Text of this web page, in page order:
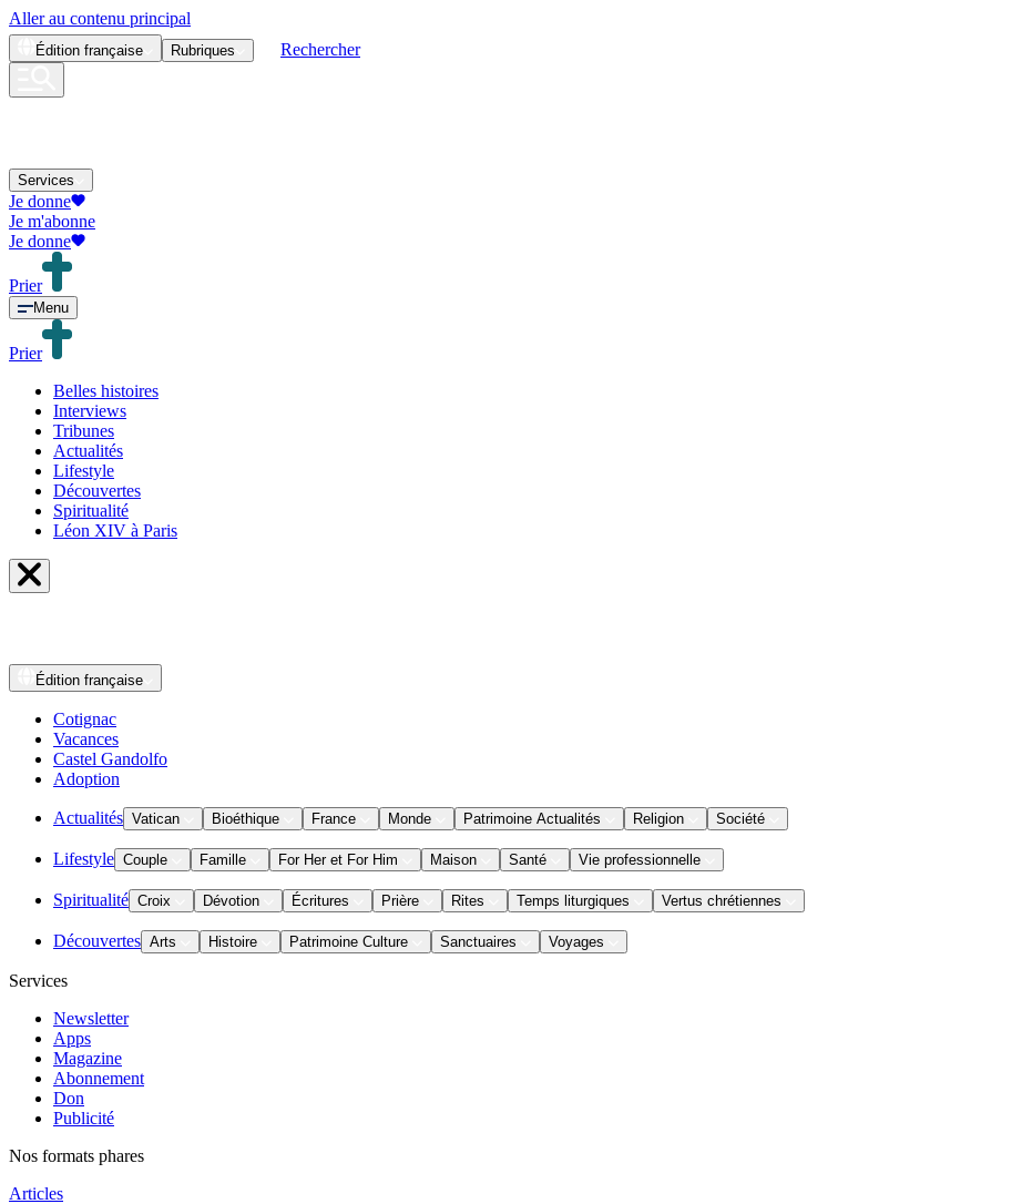
Aller au contenu principal
Édition française Rubriques Rechercher
Services
Je donne
Je m'abonne
Je donne
Prier
Menu
Prier
Belles histoires
Interviews
Tribunes
Actualités
Lifestyle
Découvertes
Spiritualité
Léon XIV à Paris
Édition française
Cotignac
Vacances
Castel Gandolfo
Adoption
Actualités Vatican Bioéthique France Monde Patrimoine Actualités Religion Société
Lifestyle Couple Famille For Her et For Him Maison Santé Vie professionnelle
Spiritualité Croix Dévotion Écritures Prière Rites Temps liturgiques Vertus chrétiennes
Découvertes Arts Histoire Patrimoine Culture Sanctuaires Voyages
Services
Newsletter
Apps
Magazine
Abonnement
Don
Publicité
Nos formats phares
Articles